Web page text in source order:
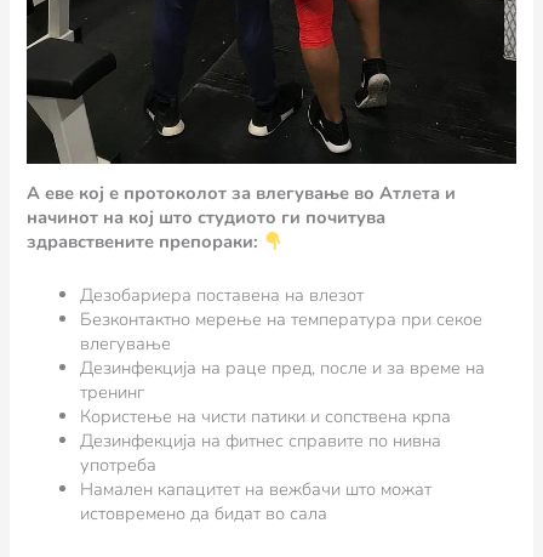
А еве кој е протоколот за влегување во Атлета и
начинот на кој што студиото ги почитува
здравствените препораки:
Дезобариера поставена на влезот
Безконтактно мерење на температура при секое
влегување
Дезинфекција на раце пред, после и за време на
тренинг
Користење на чисти патики и сопствена крпа
Дезинфекција на фитнес справите по нивна
употреба
Намален капацитет на вежбачи што можат
истовремено да бидат во сала